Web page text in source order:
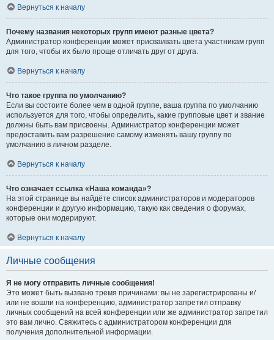
Вернуться к началу
Почему названия некоторых групп имеют разные цвета?
Администратор конференции может присваивать цвета участникам групп
для того, чтобы их было проще отличать друг от друга.
Вернуться к началу
Что такое группа по умолчанию?
Если вы состоите более чем в одной группе, ваша группа по умолчанию
используется для того, чтобы определить, какие групповые цвет и звание
должны быть вам присвоены. Администратор конференции может
предоставить вам разрешение самому изменять вашу группу по
умолчанию в личном разделе.
Вернуться к началу
Что означает ссылка «Наша команда»?
На этой странице вы найдёте список администраторов и модераторов
конференции и другую информацию, такую как сведения о форумах,
которые они модерируют.
Вернуться к началу
Личные сообщения
Я не могу отправить личные сообщения!
Это может быть вызвано тремя причинами: вы не зарегистрированы и/
или не вошли на конференцию, администратор запретил отправку
личных сообщений на всей конференции или же администратор запретил
это вам лично. Свяжитесь с администратором конференции для
получения дополнительной информации.